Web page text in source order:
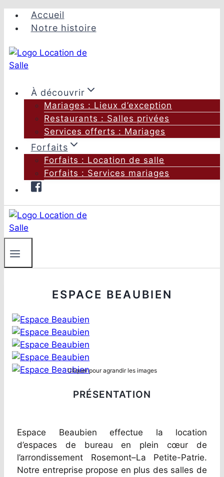
Aller
Accueil
Notre histoire
À découvrir
Mariages : Lieux d’exception
Restaurants : Salles privées
Services offerts : Mariages
Forfaits
Forfaits : Location de salle
Forfaits : Services mariages
ESPACE BEAUBIEN
Cliquer pour agrandir les images
PRÉSENTATION
Espace Beaubien effectue la location
d’espaces de bureau en plein cœur de
l’arrondissement Rosemont–La Petite-Patrie.
Notre entreprise propose en plus des salles de